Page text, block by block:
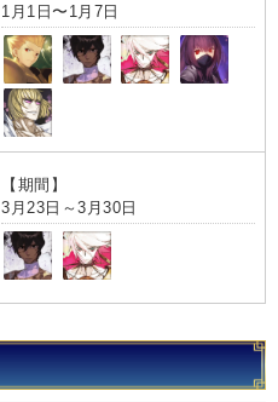
1月1日〜1月7日
【期間】
3月23日～3月30日